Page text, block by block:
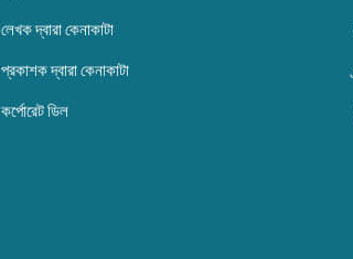
লেখক দ্বারা কেনাকাটা
প্রকাশক দ্বারা কেনাকাটা
কর্পোরেট ডিল